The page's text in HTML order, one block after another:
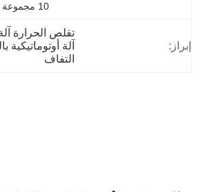
10 مجموعة / مجموعات في السنة
إبراز:
تقلص الحرارة آلة
التفاف